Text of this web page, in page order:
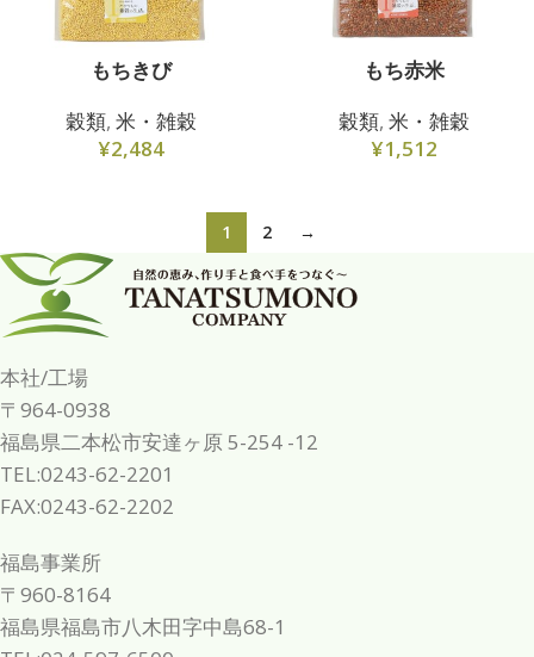
もちきび
穀類, 米・雑穀
¥2,484
もち赤米
穀類, 米・雑穀
¥1,512
1 2 →
本社/工場
〒964-0938
福島県二本松市安達ヶ原 5-254 -12
TEL:0243-62-2201
FAX:0243-62-2202
福島事業所
〒960-8164
福島県福島市八木田字中島68-1